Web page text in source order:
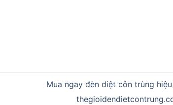
Mua ngay đèn diệt côn trùng